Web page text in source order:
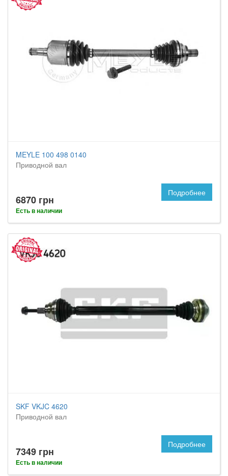
MEYLE 100 498 0140
Приводной вал
6870 грн
Есть в наличии
Подробнее
SKF VKJC 4620
Приводной вал
7349 грн
Есть в наличии
Подробнее